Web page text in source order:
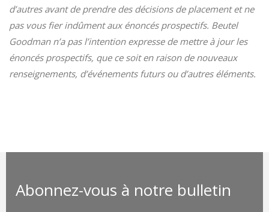
d’autres avant de prendre des décisions de placement et ne
pas vous fier indûment aux énoncés prospectifs. Beutel
Goodman n’a pas l’intention expresse de mettre à jour les
énoncés prospectifs, que ce soit en raison de nouveaux
renseignements, d’événements futurs ou d’autres éléments.
Abonnez-vous à notre bulletin